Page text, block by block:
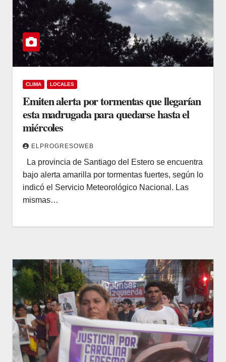
CLIMA LOCALES
Emiten alerta por tormentas que llegarían
esta madrugada para quedarse hasta el
miércoles
ELPROGRESOWEB
La provincia de Santiago del Estero se encuentra
bajo alerta amarilla por tormentas fuertes, según lo
indicó el Servicio Meteorológico Nacional. Las
mismas…